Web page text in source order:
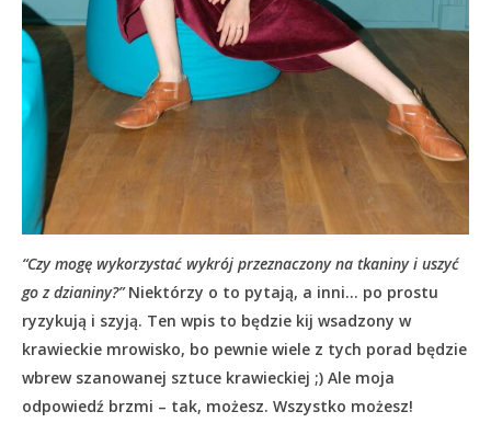
“Czy mogę wykorzystać wykrój przeznaczony na tkaniny i uszyć
go z dzianiny?”Niektórzy o to pytają, a inni… po prostu
ryzykują i szyją. Ten wpis to będzie kij wsadzony w
krawieckie mrowisko, bo pewnie wiele z tych porad będzie
wbrew szanowanej sztuce krawieckiej ;) Ale moja
odpowiedź brzmi – tak, możesz. Wszystko możesz!